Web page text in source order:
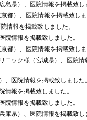
島県）、医院情報を掲載致し
都）、医院情報を掲載致し
情報を掲載致しました。
院情報を掲載致しました。
都）、医院情報を掲載致し
ニック様（宮城県）、医院
、医院情報を掲載致しました
情報を掲載致しました。
院情報を掲載致しました。
庫県）、医院情報を掲載致し